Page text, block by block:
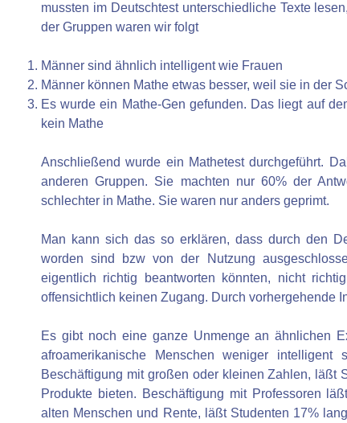
mussten im Deutschtest unterschiedliche Texte
der Gruppen waren wir folgt
Männer sind ähnlich intelligent wie Frauen
Männer können Mathe etwas besser, weil sie in der
Es wurde ein Mathe-Gen gefunden. Das liegt auf
kein Mathe
Anschließend wurde ein Mathetest durchgeführt.
anderen Gruppen. Sie machten nur 60% der
schlechter in Mathe. Sie waren nur anders geprimt.
Man kann sich das so erklären, dass durch den
worden sind bzw von der Nutzung
eigentlich richtig beantworten könnten, nicht
offensichtlich keinen Zugang. Durch vorhergehende
Es gibt noch eine ganze Unmenge an ähnlichen
afroamerikanische Menschen weniger
Beschäftigung mit großen oder kleinen Zahlen, läßt
Produkte bieten. Beschäftigung mit Professoren
alten Menschen und Rente, läßt Studenten 17%